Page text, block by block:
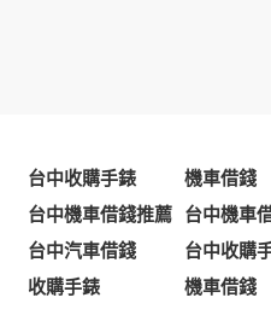
台中收購手錶 機車借錢
台中機車借錢推薦
台中機車
台中汽車借錢
台中收購
收購手錶
機車借錢